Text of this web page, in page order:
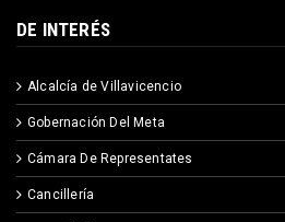
DE INTERÉS
Alcalcía de Villavicencio
Gobernación Del Meta
Cámara De Representates
Cancillería